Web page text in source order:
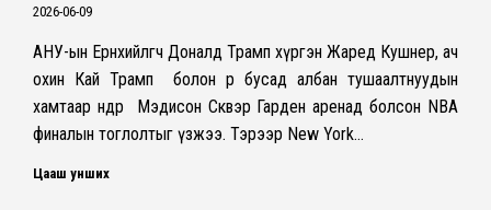
2026-06-09
АНУ-ын Ерөнхийлөгч Доналд Трамп хүргэн Жаред Кушнер, ач
охин Кай Трамп болон өөр бусад албан тушаалтнуудын
хамтаар өнөөдөр Мэдисон Сквэр Гарден аренад болсон NBA
финалын тоглолтыг үзжээ. Тэрээр New York…
Цааш унших